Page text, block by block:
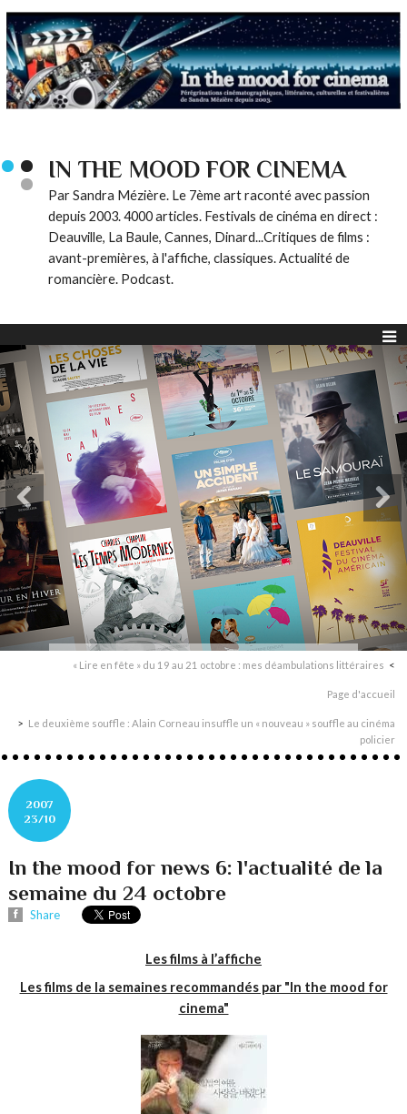
IN THE MOOD FOR CINEMA
Par Sandra Mézière. Le 7ème art raconté avec passion
depuis 2003. 4000 articles. Festivals de cinéma en direct :
Deauville, La Baule, Cannes, Dinard...Critiques de films :
avant-premières, à l'affiche, classiques. Actualité de
romancière. Podcast.
« Lire en fête » du 19 au 21 octobre : mes déambulations littéraires
Page d'accueil
Le deuxième souffle : Alain Corneau insuffle un « nouveau » souffle au cinéma
policier
2007
23/10
In the mood for news 6: l'actualité de la
semaine du 24 octobre
Share
Les films à l’affiche
Les films de la semaines recommandés par "In the mood for
cinema"